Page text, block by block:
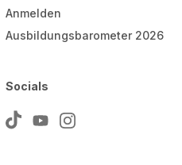
Anmelden
Ausbildungsbarometer 2026
Socials